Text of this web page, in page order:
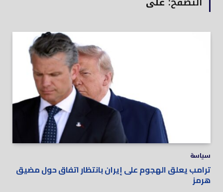
سياسة
ترامب يعلق الهجوم على إيران بانتظار اتفاق حول مضيق
هرمز